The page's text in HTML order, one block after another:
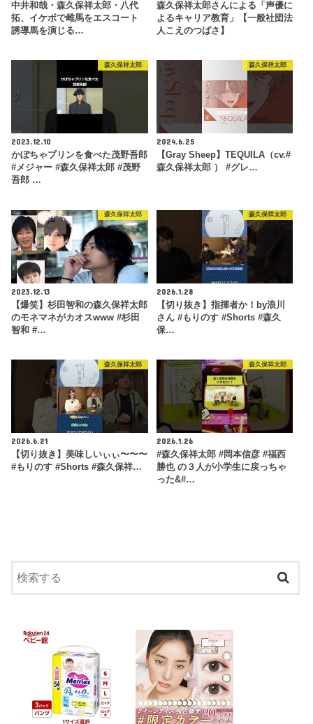
中井和哉・森久保祥太郎・八代
拓、イケボで雌馬をエスコート
誘導馬を演じる…
森久保祥太郎さんによる「声優に
よるキャリア教育」【一般社団法
人こえのつばさ】
森久保祥太郎
2023.12.10
かぼちゃプリンを食べた茂野吾郎
#メジャー #森久保祥太郎 #茂野
吾郎 …
森久保祥太郎
2024.6.25
【Gray Sheep】TEQUILA（cv.#
森久保祥太郎 ） #グレ…
森久保祥太郎
2023.12.13
【爆笑】杉田智和の森久保祥太郎
のモネマネがカオスwww #杉田
智和 #…
森久保祥太郎
2026.1.28
【切り抜き】指揮者か！by浪川
さん #もりのす #Shorts #森久
保…
森久保祥太郎
2026.6.21
【切り抜き】美味しいぃぃ〜〜〜
#もりのす #Shorts #森久保祥…
森久保祥太郎
2026.1.26
#森久保祥太郎 #岡本信彦 #福西
勝也 の３人が小学生に戻っちゃ
った&#…